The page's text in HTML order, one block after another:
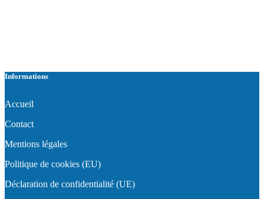
Informations
Accueil
Contact
Mentions légales
Politique de cookies (EU)
Déclaration de confidentialité (UE)